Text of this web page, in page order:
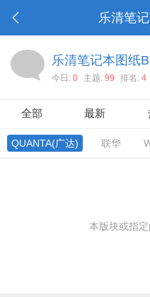
乐清笔
乐清笔记本图纸
今日: 0 主题: 99 排名: 4
全部 最新
QUANTA(广达) 联华
本版块或指